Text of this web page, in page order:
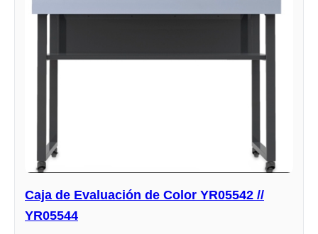
Caja de Evaluación de Color YR05542 //
YR05544